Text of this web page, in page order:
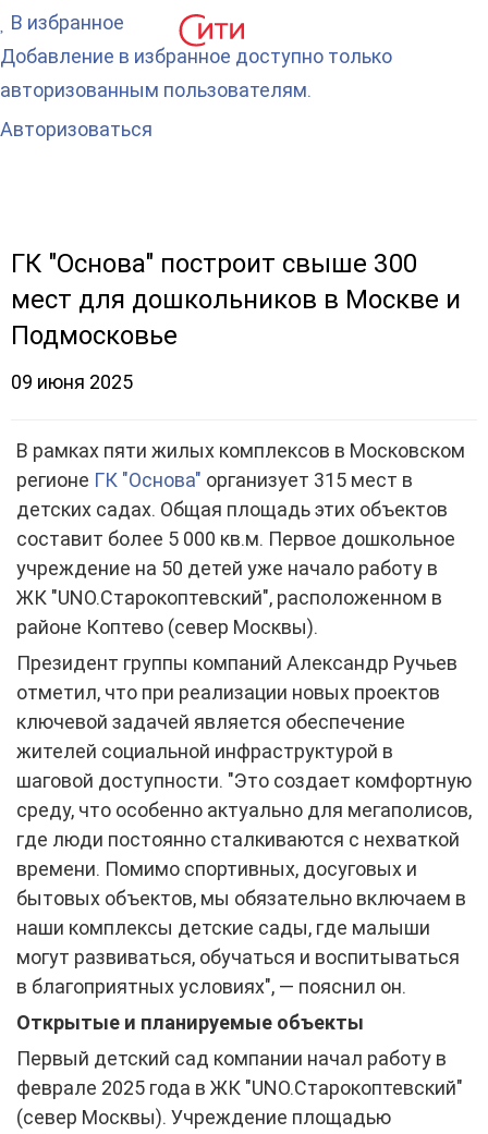
ГК "Основа" построит свыше 300
мест для дошкольников в Москве и
Подмосковье
09 июня 2025
В рамках пяти жилых комплексов в Московском
регионе ГК "Основа" организует 315 мест в
детских садах. Общая площадь этих объектов
составит более 5 000 кв.м. Первое дошкольное
учреждение на 50 детей уже начало работу в
ЖК "UNO.Старокоптевский", расположенном в
районе Коптево (север Москвы).
Президент группы компаний Александр Ручьев
отметил, что при реализации новых проектов
ключевой задачей является обеспечение
жителей социальной инфраструктурой в
шаговой доступности. "Это создает комфортную
среду, что особенно актуально для мегаполисов,
где люди постоянно сталкиваются с нехваткой
времени. Помимо спортивных, досуговых и
бытовых объектов, мы обязательно включаем в
наши комплексы детские сады, где малыши
могут развиваться, обучаться и воспитываться
в благоприятных условиях", — пояснил он.
Открытые и планируемые объекты
Первый детский сад компании начал работу в
феврале 2025 года в ЖК "UNO.Старокоптевский"
(север Москвы). Учреждение площадью
В избранное
Добавление в избранное доступно только
авторизованным пользователям.
Авторизоваться